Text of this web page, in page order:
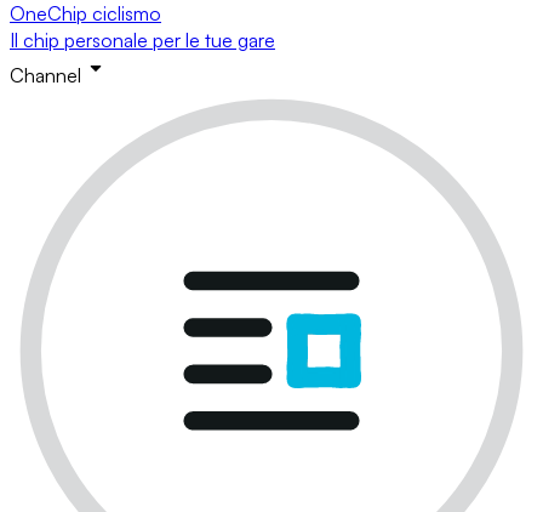
OneChip ciclismo
Il chip personale per le tue gare
Channel